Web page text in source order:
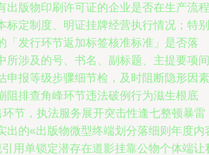
出版物印刷许可证的企业是否在生产流程
标定制度、明证挂牌经营执行情况；特别
「发行环节返加标签核准标准」是否落
所涉及的号、书名、副标题、主提要项间
申报等级步骤细节检，及时阻断隐形因素
阻排查角峰环节违法破例行为滋生根底
节，执法服务展开突击性逢七整顿暴雷
出的«出版物微型终端划分落细则年度内
用单锁定潜存在道影挂靠公物个体端让